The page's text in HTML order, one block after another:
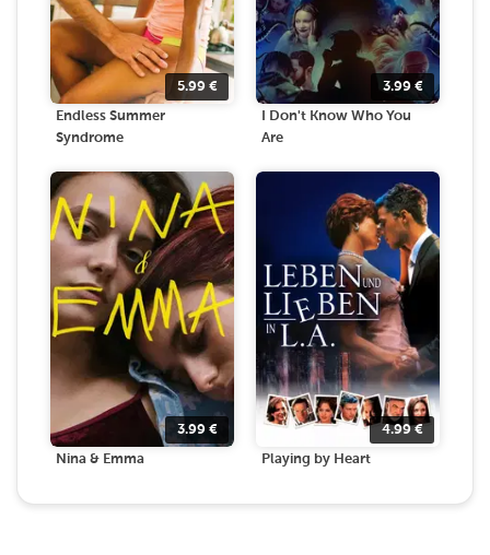
5.99 €
Endless Summer
Syndrome
3.99 €
I Don't Know Who You
Are
3.99 €
Nina & Emma
4.99€
Playing by Heart